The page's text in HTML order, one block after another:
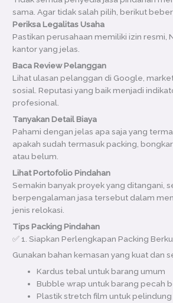
sama. Agar tidak salah pilih, berikut
Periksa Legalitas Usaha
Pastikan perusahaan memiliki izin resmi,
kantor yang jelas.
Baca Review Pelanggan
Lihat ulasan pelanggan di Google,
sosial. Reputasi yang baik menjadi
profesional.
Tanyakan Detail Biaya
Pahami dengan jelas apa saja yang
apakah sudah termasuk packing,
atau belum.
Lihat Portofolio Pindahan
Semakin banyak proyek yang ditangani,
berpengalaman jasa tersebut dalam
jenis relokasi.
Tips Packing Pindahan
✅ 1. Siapkan Perlengkapan Packing
Gunakan bahan kemasan yang kuat dan
Kardus tebal untuk barang umum
Bubble wrap untuk barang pecah
Plastik stretch film untuk